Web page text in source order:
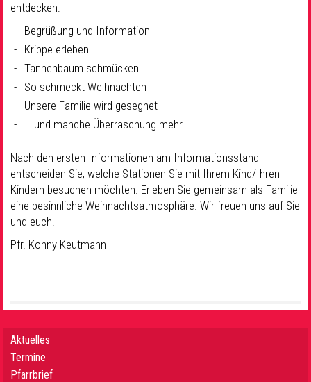
entdecken:
Begrüßung und Information
Krippe erleben
Tannenbaum schmücken
So schmeckt Weihnachten
Unsere Familie wird gesegnet
… und manche Überraschung mehr
Nach den ersten Informationen am Informationsstand
entscheiden Sie, welche Stationen Sie mit Ihrem Kind/Ihren
Kindern besuchen möchten. Erleben Sie gemeinsam als Familie
eine besinnliche Weihnachtsatmosphäre. Wir freuen uns auf Sie
und euch!
Pfr. Konny Keutmann
Aktuelles
Termine
Pfarrbrief